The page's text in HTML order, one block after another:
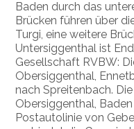
Baden durch das
Brücken führen über
Turgi, eine weitere
Untersiggenthal ist
Gesellschaft RVBW:
Obersiggenthal,
nach Spreitenbach.
Obersiggenthal,
Postautolinie von